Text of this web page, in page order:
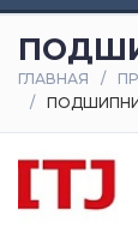
и
статьи
Оплата
и
доставка
Контакты
ГЛАВНАЯ